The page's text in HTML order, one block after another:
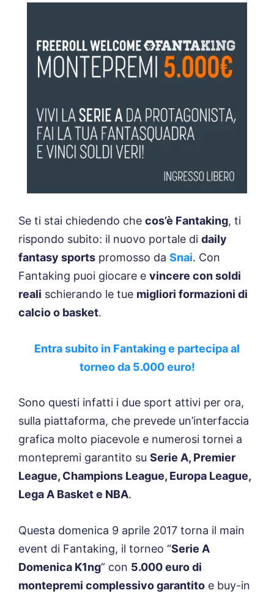
Se ti stai chiedendo che cos’è Fantaking, ti
rispondo subito: il nuovo portale di daily
fantasy sports promosso da Snai. Con
Fantaking puoi giocare e vincere con soldi
reali schierando le tue migliori formazioni di
calcio o basket.
Entra subito in Fantaking e partecipa al
torneo da 5.000 euro!
Sono questi infatti i due sport attivi per ora,
sulla piattaforma, che prevede un’interfaccia
grafica molto piacevole e numerosi tornei a
montepremi garantito su Serie A, Premier
League, Champions League, Europa League,
Lega A Basket e NBA.
Questa domenica 9 aprile 2017 torna il main
event di Fantaking, il torneo “Serie A
Domenica K1ng” con 5.000 euro di
montepremi complessivo garantito e buy-in